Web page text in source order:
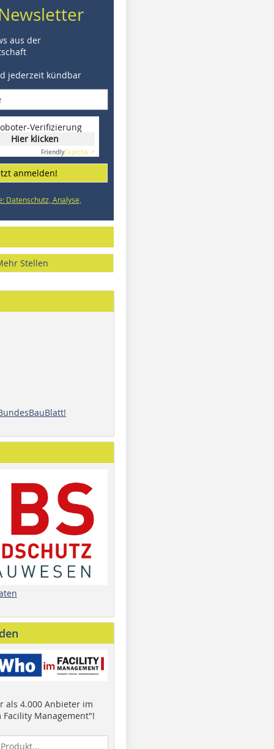
aus der
jederzeit kündbar
Verifizierung
Hier klicken
FriendlyCaptcha ⇗
anmelden!
Datenschutz, Analyse,
Stellen
als 4.000 Anbieter im
Facility Management"!